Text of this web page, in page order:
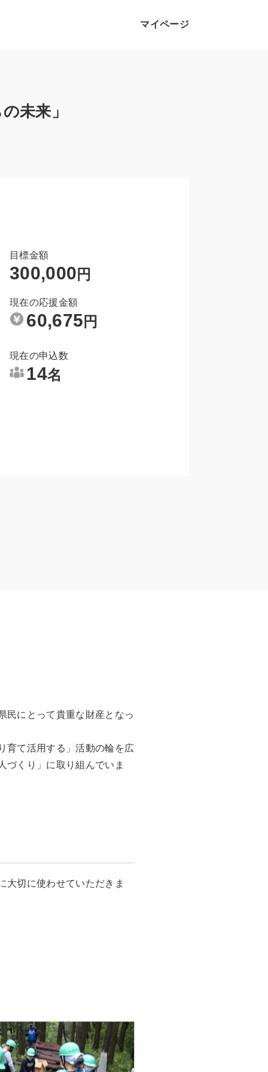
マイページ
未来」
目標金額
300,000 円
現在の応援金額
60,675 円
現在の申込数
14名
民にとって貴重な財産となっ
育て活用する」活動の輪を広
づくり」に取り組んでいま
大切に使わせていただきま